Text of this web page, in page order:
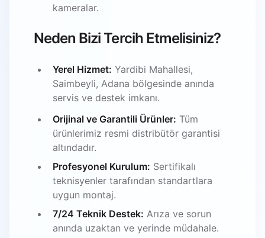
kameralar.
Neden Bizi Tercih Etmelisiniz?
Yerel Hizmet: Yardibi Mahallesi,
Saimbeyli, Adana bölgesinde anında
servis ve destek imkanı.
Orijinal ve Garantili Ürünler: Tüm
ürünlerimiz resmi distribütör garantisi
altındadır.
Profesyonel Kurulum: Sertifikalı
teknisyenler tarafından standartlara
uygun montaj.
7/24 Teknik Destek: Arıza ve sorun
anında uzaktan ve yerinde müdahale.